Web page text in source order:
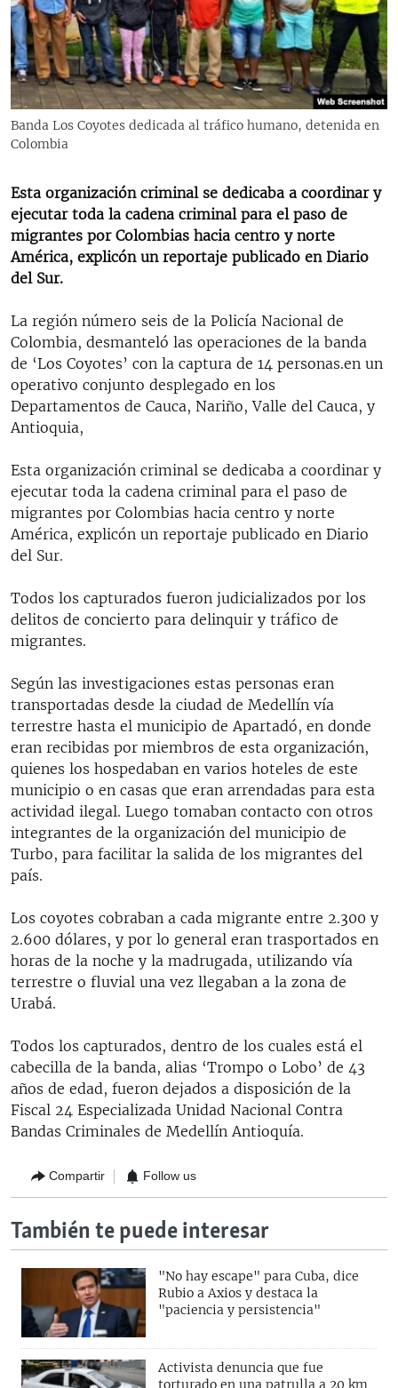
RADIO MARTÍ
ESPECIALES
ESPECIALES
LA REALIDAD DE LA VIVIENDA EN CUBA
SER VIEJO EN CUBA
LOS SANTOS DE HIALEAH
DESINFORMACIÓN RUSA EN AMÉRICA LATINA
LA INVASIÓN DE RUSIA A UCRANIA
MULTIMEDIA
EDITORIALES
Banda Los Coyotes dedicada al tráfico humano, detenida en
Colombia
Esta organización criminal se dedicaba a coordinar y
ejecutar toda la cadena criminal para el paso de
migrantes por Colombias hacia centro y norte
América, explicón un reportaje publicado en Diario
del Sur.
La región número seis de la Policía Nacional de
Colombia, desmanteló las operaciones de la banda
de ‘Los Coyotes’ con la captura de 14 personas.en un
operativo conjunto desplegado en los
Departamentos de Cauca, Nariño, Valle del Cauca, y
Antioquia,
Esta organización criminal se dedicaba a coordinar y
ejecutar toda la cadena criminal para el paso de
migrantes por Colombias hacia centro y norte
América, explicón un reportaje publicado en Diario
del Sur.
Todos los capturados fueron judicializados por los
delitos de concierto para delinquir y tráfico de
migrantes.
Según las investigaciones estas personas eran
transportadas desde la ciudad de Medellín vía
terrestre hasta el municipio de Apartadó, en donde
eran recibidas por miembros de esta organización,
quienes los hospedaban en varios hoteles de este
municipio o en casas que eran arrendadas para esta
actividad ilegal. Luego tomaban contacto con otros
integrantes de la organización del municipio de
Turbo, para facilitar la salida de los migrantes del
país.
Los coyotes cobraban a cada migrante entre 2.300 y
2.600 dólares, y por lo general eran trasportados en
horas de la noche y la madrugada, utilizando vía
terrestre o fluvial una vez llegaban a la zona de
Urabá.
Todos los capturados, dentro de los cuales está el
cabecilla de la banda, alias ‘Trompo o Lobo’ de 43
años de edad, fueron dejados a disposición de la
Fiscal 24 Especializada Unidad Nacional Contra
Bandas Criminales de Medellín Antioquía.
Compartir Follow us
También te puede interesar
"No hay escape" para Cuba, dice
Rubio a Axios y destaca la
"paciencia y persistencia"
Activista denuncia que fue
torturado en una patrulla a 20 km